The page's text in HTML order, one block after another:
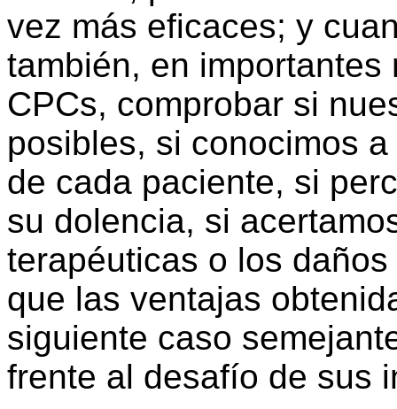
vez más eficaces; y
también, en
CPCs, comprobar si
posibles, si conocimos
de cada paciente, si
su dolencia, si
terapéuticas o los
que las ventajas
siguiente caso
frente al desafío de sus